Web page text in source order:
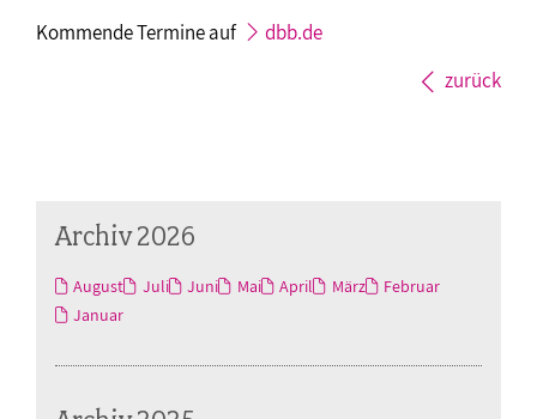
Kommende Termine auf
dbb.de
zurück
Archiv 2026
August Juli Juni Mai April März
Februar
Januar